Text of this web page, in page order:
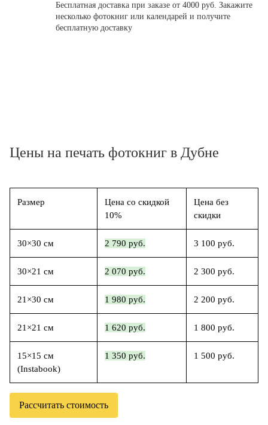
Бесплатная доставка при заказе от 4000 руб. Закажите
несколько фотокниг или календарей и получите
бесплатную доставку
Цены на печать фотокниг в Дубне
Размер
Цена со скидкой
10%
Цена без
скидки
30×30 см 2 790 руб. 3 100 руб.
30×21 см 2 070 руб. 2 300 руб.
21×30 см 1 980 руб. 2 200 руб.
21×21 см 1 620 руб. 1 800 руб.
15×15 см
(Instabook)
1 350 руб. 1 500 руб.
Рассчитать стоимость